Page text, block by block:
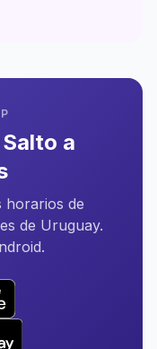
a
horarios de
de Uruguay.